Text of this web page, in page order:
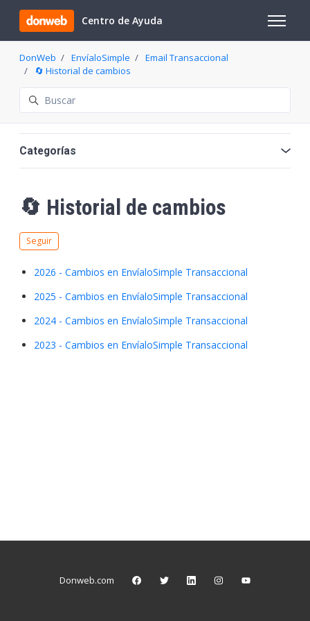
Saltar al contenido principal
Centro de Ayuda
Abrir/
DonWeb EnvíaloSimple
Email Transaccional
🔄 Historial de cambios
Búsqueda
🔄 Historial de cambios
Seguir
2026 - Cambios en EnvíaloSimple Transaccional
2025 - Cambios en EnvíaloSimple Transaccional
2024 - Cambios en EnvíaloSimple Transaccional
2023 - Cambios en EnvíaloSimple Transaccional
Categorías
Donweb.com